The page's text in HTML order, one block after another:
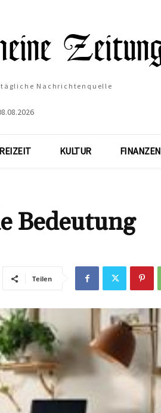
Nachrichtenquelle
KULTUR FINANZEN
Bedeutung
Teilen